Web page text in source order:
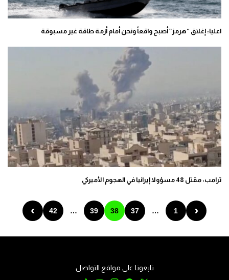
اعليا: إغلاق “هرمز” أصبح واقعاً ونحن أمام أزمة طاقة غير مسبوقة
ترامب: مقتل 48 مسؤولا إيرانيا في الهجوم الأميركي
‹
1
…
37
38
39
…
42
›
تابعونا على مواقع التواصل